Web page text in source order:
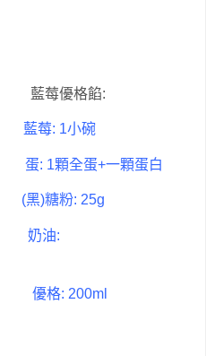
莓優格餡:
: 1小碗
全蛋+一顆蛋白
(黑)糖粉: 25g
奶油:
優格: 200ml